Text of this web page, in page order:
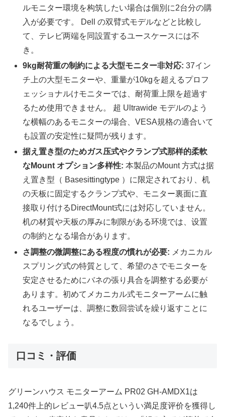
ルモニター環境を构筑したい場合は個別に2台分の購
入が必要です。 Dell の双臂式モデルなどと比較し
て、テレビ两端を同設置するユースケースには不
き。
9kg耐荷重の制約による大型モニター非対応: 37イン
チ上の大型モニターや、重量が10kgを超えるプロフ
ェッショナルけモニターでは、耐荷重上限を超過す
るため使用できません。 超 Ultrawide モデルのよう
な横幅のあるモニターの場合、VESA規格の適合いて
も設置の安定性に疑問が残ります。
据え置き型のためガス压式やクランプ式那样的柔軟
なMount オプション多样性: 本製品のMount 方式は据
え置き型（ Basesittingtype ）に限定されており、机
の天板に固定するクランプ式や、モニター裏面に直
接取り付けるDirectMount式には対応していません。
机の材質や天板の厚みに制限がある环境では、设置
の制約となる場合があります。
さ調整の微調整にある程度の慣れが必要: メカニカル
スプリング式の特質として、希望のさでモニターを
安定させるためにバネの張り具合を調整する必要が
あります。初めてメカニカル式モニターアームに触
れるユーザーは、調整に数回尝试を繰り返すことに
なるでしょう。
口コミ・評価
グリーンハウス モニターアーム PR02 GH-AMDX1は
1,240件上的レビュー叭4.5点というい満足度评价を獲得し